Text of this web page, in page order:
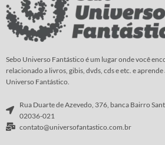
de rosas...
Roteiro e
Sebo Universo Fantástico é um lugar onde você
relacionado a livros, gibis, dvds, cds e etc. e
Universo Fantástico.
Rua Duarte de Azevedo, 376, banca Bairro
02036-021
contato@universofantastico.com.br